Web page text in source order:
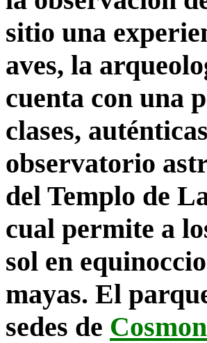
sitio una
aves, la
cuenta con una
clases,
observatorio
del Templo de
cual permite a
sol en
mayas. El
sedes de